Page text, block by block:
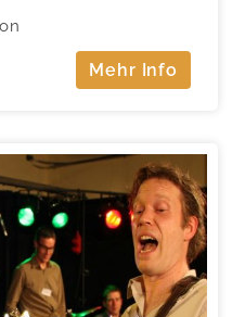
Mehr Info